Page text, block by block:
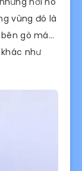
vùng đó là
gò má…
như